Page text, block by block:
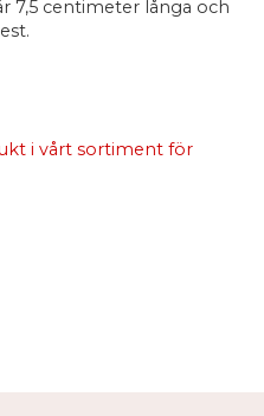
7,5 centimeter långa och
i vårt sortiment för